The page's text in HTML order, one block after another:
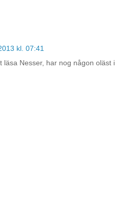
kl. 07:41
läsa Nesser, har nog någon oläst i